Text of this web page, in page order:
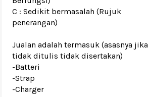
C : Sedikit bermasalah (Rujuk
penerangan)
Jualan adalah termasuk (asasnya jika
tidak ditulis tidak disertakan)
-Batteri
-Strap
-Charger